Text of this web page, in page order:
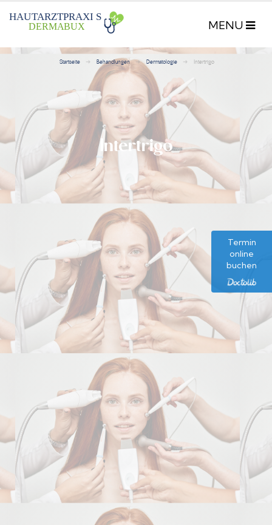
HAUTARZTPRAXI S
DERMABUX
Startseite Behandlungen Dermatologie Intertrigo
Intertrigo
Termin
online
buchen